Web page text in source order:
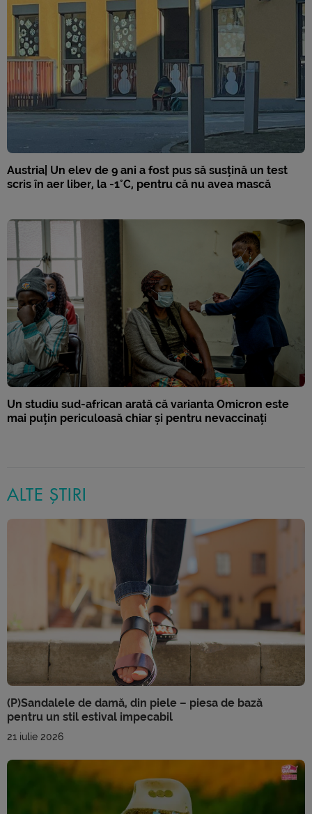
Austria| Un elev de 9 ani a fost pus să susțină un test
scris în aer liber, la -1°C, pentru că nu avea mască
Un studiu sud-african arată că varianta Omicron este
mai puțin periculoasă chiar și pentru nevaccinați
ALTE ȘTIRI
(P)Sandalele de damă, din piele – piesa de bază
pentru un stil estival impecabil
21 iulie 2026